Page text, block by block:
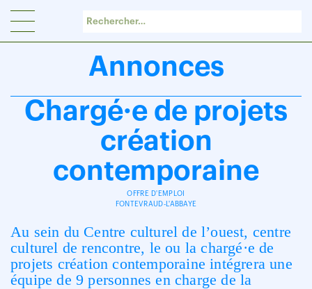
Annonces
Chargé·e de projets
création
contemporaine
OFFRE D'EMPLOI
FONTEVRAUD-L'ABBAYE
Au sein du Centre culturel de l’ouest, centre
culturel de rencontre, le ou la chargé·e de
projets création contemporaine intégrera une
équipe de 9 personnes en charge de la